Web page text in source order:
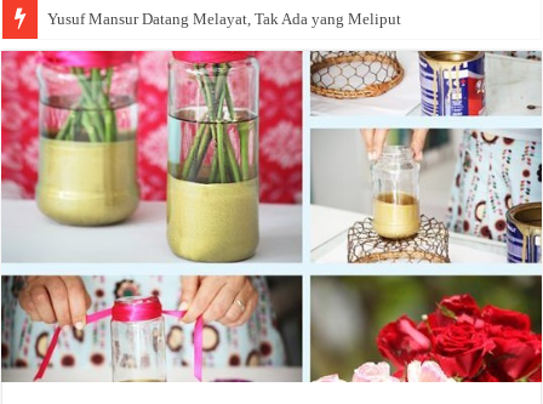
Gugatan Rp101,6 Miliar! Yusuf Mansur Disidang